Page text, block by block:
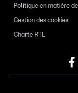
Politique en matière
Gestion des cookies
Charte RTL